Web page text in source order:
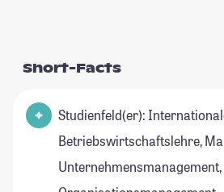
Short-Facts
Studienfeld(er):
Betriebswirtschaftslehre,
Unternehmensmanagement,